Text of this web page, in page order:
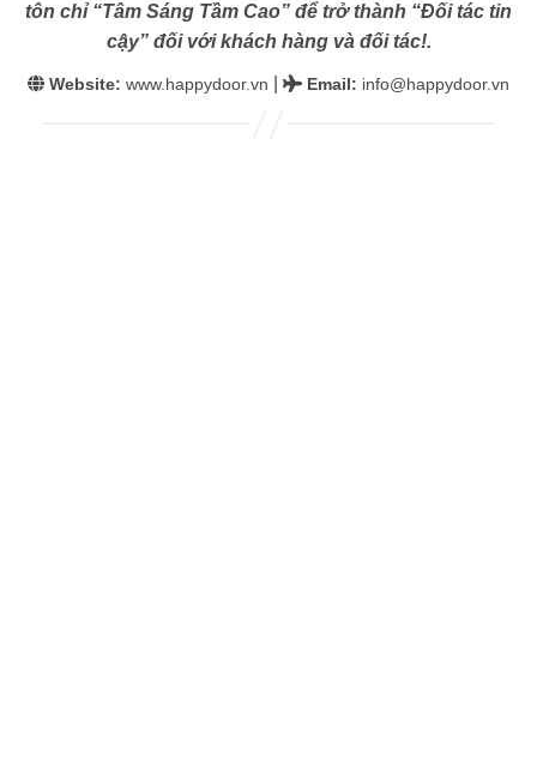
tôn chỉ “Tâm Sáng Tầm Cao” để trở thành “Đối tác tin
cậy” đối với khách hàng và đối tác!.
Website: www.happydoor.vn Email: info@happydoor.vn